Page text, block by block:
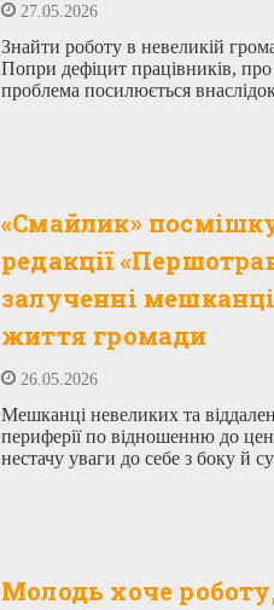
27.05.2026
Знайти роботу в невеликій
Попри дефіцит працівників,
проблема посилюється
«Смайлик»
редакції
залученні
життя громади
26.05.2026
Мешканці невеликих та
периферії по відношенню до
нестачу уваги до себе з боку й
Молодь хоче